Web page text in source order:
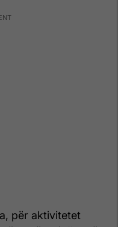
për aktivitetet